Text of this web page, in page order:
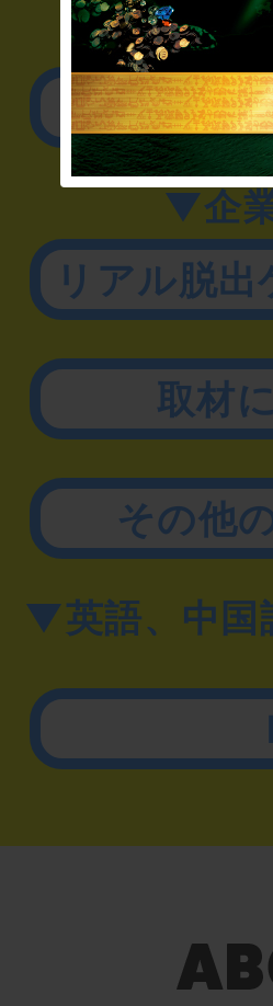
▼一
公演内容
▼企
リアル脱
取材
その他
▼英語、中国